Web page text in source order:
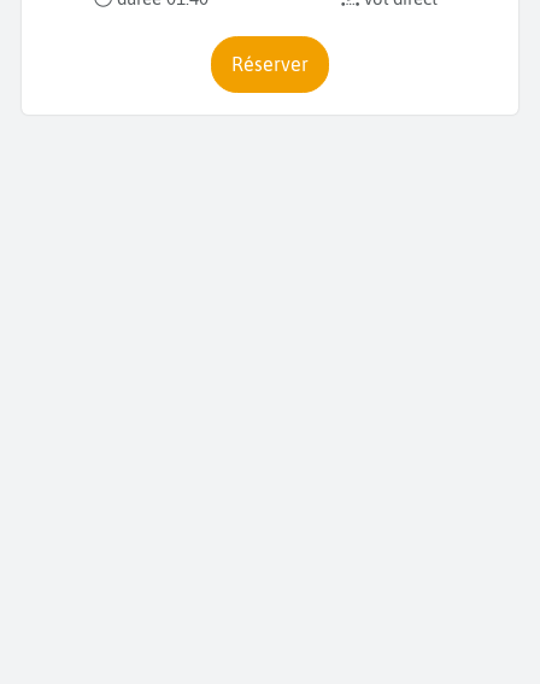
Réserver